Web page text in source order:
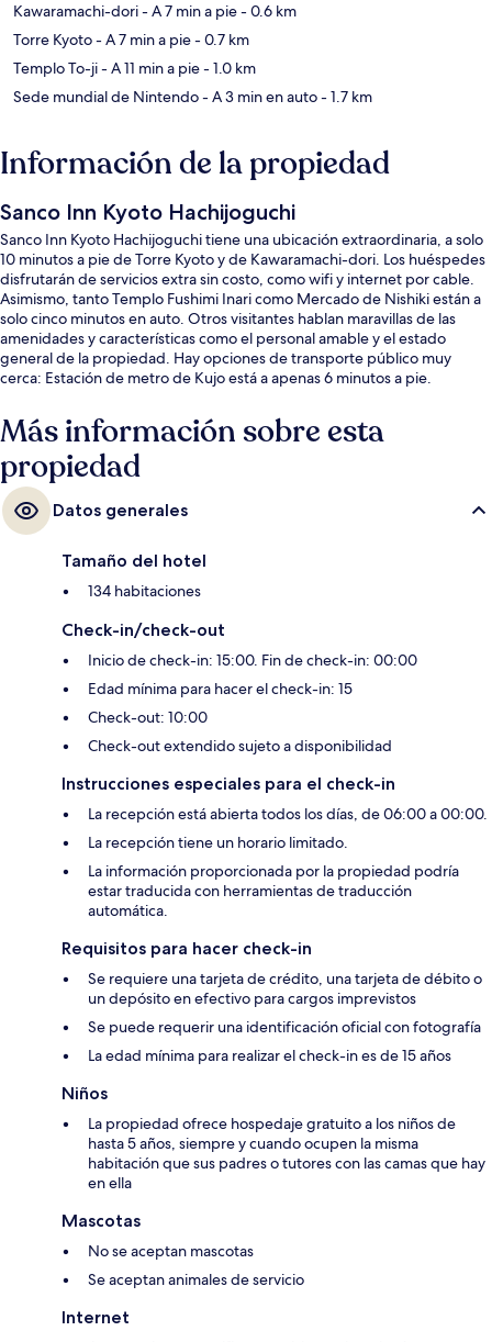
Kawaramachi-dori- A 7 min a pie- 0.6 km
Torre Kyoto- A 7 min a pie- 0.7 km
Templo To-ji- A 11 min a pie- 1.0 km
Sede mundial de Nintendo- A 3 min en auto- 1.7 km
Información de la propiedad
Sanco Inn Kyoto Hachijoguchi
Sanco Inn Kyoto Hachijoguchi tiene una ubicación extraordinaria, a solo
10 minutos a pie de Torre Kyoto y de Kawaramachi-dori. Los huéspedes
disfrutarán de servicios extra sin costo, como wifi y internet por cable.
Asimismo, tanto Templo Fushimi Inari como Mercado de Nishiki están a
solo cinco minutos en auto. Otros visitantes hablan maravillas de las
amenidades y características como el personal amable y el estado
general de la propiedad. Hay opciones de transporte público muy
cerca: Estación de metro de Kujo está a apenas 6 minutos a pie.
Más información sobre esta
propiedad
Datos generales
Tamaño del hotel
134 habitaciones
Check-in/check-out
Inicio de check-in: 15:00. Fin de check-in: 00:00
Edad mínima para hacer el check-in: 15
Check-out: 10:00
Check-out extendido sujeto a disponibilidad
Instrucciones especiales para el check-in
La recepción está abierta todos los días, de 06:00 a 00:00.
La recepción tiene un horario limitado.
La información proporcionada por la propiedad podría
estar traducida con herramientas de traducción
automática.
Requisitos para hacer check-in
Se requiere una tarjeta de crédito, una tarjeta de débito o
un depósito en efectivo para cargos imprevistos
Se puede requerir una identificación oficial con fotografía
La edad mínima para realizar el check-in es de 15 años
Niños
La propiedad ofrece hospedaje gratuito a los niños de
hasta 5 años, siempre y cuando ocupen la misma
habitación que sus padres o tutores con las camas que hay
en ella
Mascotas
No se aceptan mascotas
Se aceptan animales de servicio
Internet